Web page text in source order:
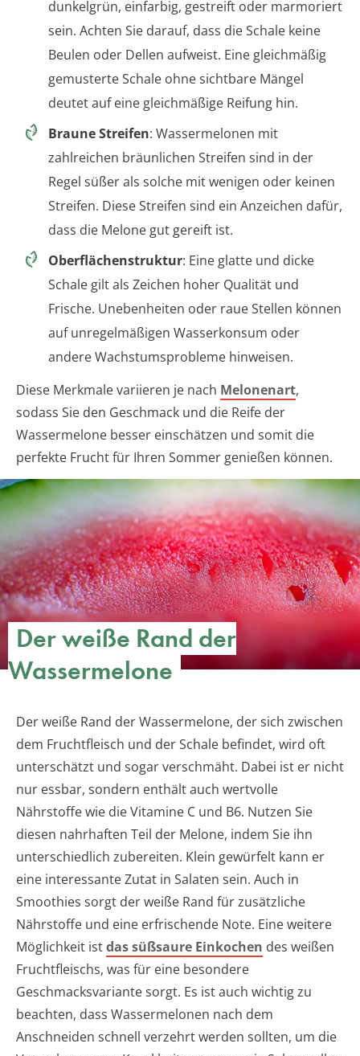
dunkelgrün, einfarbig, gestreift oder marmoriert
sein. Achten Sie darauf, dass die Schale keine
Beulen oder Dellen aufweist. Eine gleichmäßig
gemusterte Schale ohne sichtbare Mängel
deutet auf eine gleichmäßige Reifung hin.
Braune Streifen: Wassermelonen mit
zahlreichen bräunlichen Streifen sind in der
Regel süßer als solche mit wenigen oder keinen
Streifen. Diese Streifen sind ein Anzeichen dafür,
dass die Melone gut gereift ist.
Oberflächenstruktur: Eine glatte und dicke
Schale gilt als Zeichen hoher Qualität und
Frische. Unebenheiten oder raue Stellen können
auf unregelmäßigen Wasserkonsum oder
andere Wachstumsprobleme hinweisen.
Diese Merkmale variieren je nach Melonenart,
sodass Sie den Geschmack und die Reife der
Wassermelone besser einschätzen und somit die
perfekte Frucht für Ihren Sommer genießen können.
Der weiße Rand der
Wassermelone
Der weiße Rand der Wassermelone, der sich zwischen
dem Fruchtfleisch und der Schale befindet, wird oft
unterschätzt und sogar verschmäht. Dabei ist er nicht
nur essbar, sondern enthält auch wertvolle
Nährstoffe wie die Vitamine C und B6. Nutzen Sie
diesen nahrhaften Teil der Melone, indem Sie ihn
unterschiedlich zubereiten. Klein gewürfelt kann er
eine interessante Zutat in Salaten sein. Auch in
Smoothies sorgt der weiße Rand für zusätzliche
Nährstoffe und eine erfrischende Note. Eine weitere
Möglichkeit istdas süßsaure Einkochen des weißen
Fruchtfleischs, was für eine besondere
Geschmacksvariante sorgt. Es ist auch wichtig zu
beachten, dass Wassermelonen nach dem
Anschneiden schnell verzehrt werden sollten, um die